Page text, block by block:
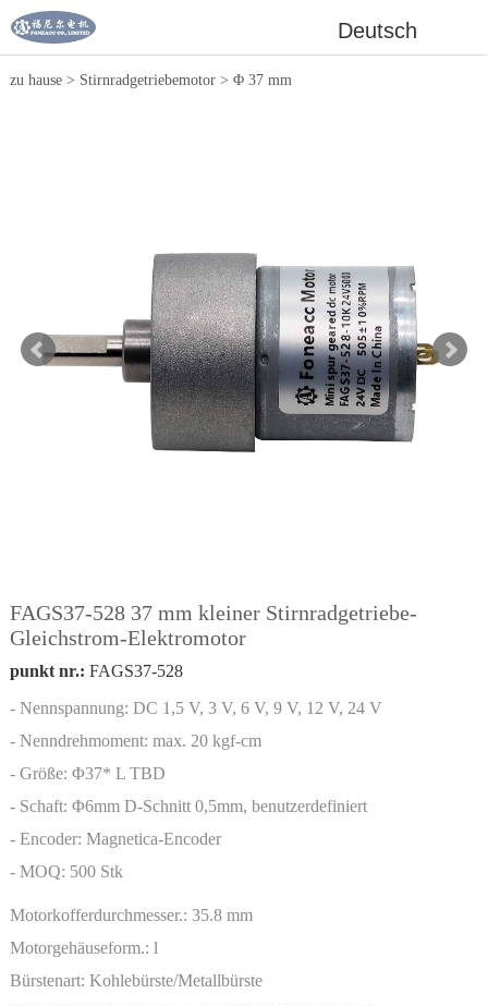
Deutsch
zu hause> Stirnradgetriebemotor> Φ 37 mm
FAGS37-528 37 mm kleiner Stirnradgetriebe-
Gleichstrom-Elektromotor
punkt nr.: FAGS37-528
- Nennspannung: DC 1,5 V, 3 V, 6 V, 9 V, 12 V, 24 V
- Nenndrehmoment: max. 20 kgf-cm
- Größe: Φ37* L TBD
- Schaft: Φ6mm D-Schnitt 0,5mm, benutzerdefiniert
- Encoder: Magnetica-Encoder
- MOQ: 500 Stk
Motorkofferdurchmesser.: 35.8 mm
Motorgehäuseform.: l
Bürstenart: Kohlebürste/Metallbürste